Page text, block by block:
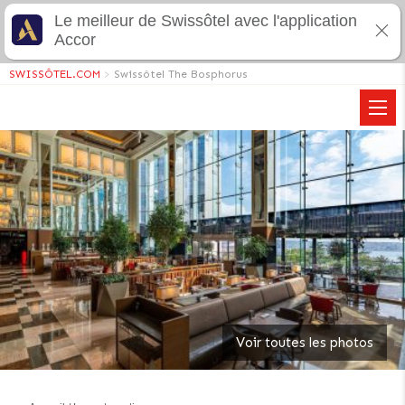
Voir toutes les photos
SWISSÔTEL.COM > Swissôtel The Bosphorus
Le meilleur de Swissôtel avec l'application
Accor